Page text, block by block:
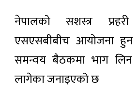
नेपालको सशस्त्र
एसएसबीबीच आयोजना हुन
समन्वय बैठकमा भाग
लागेका जनाइएको छ